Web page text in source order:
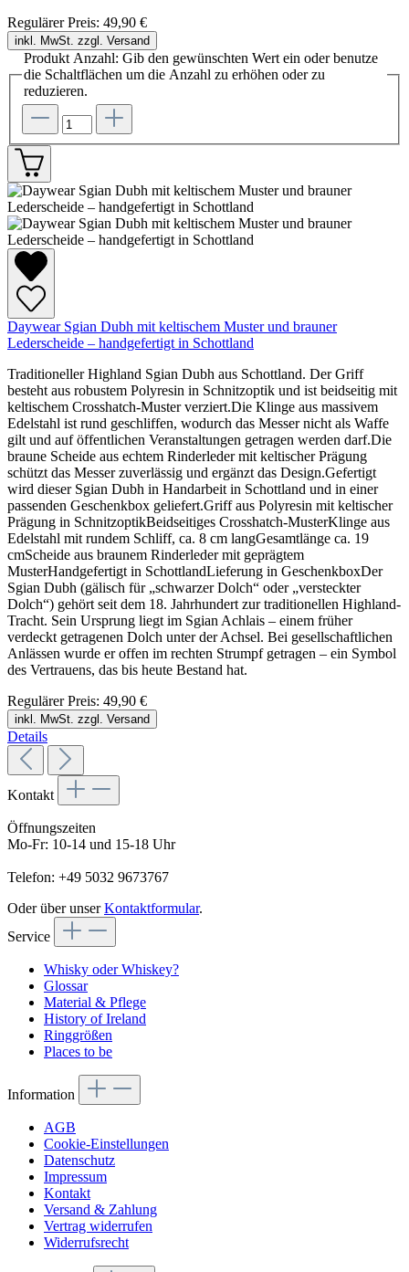
Regulärer Preis: 49,90 €
inkl. MwSt. zzgl. Versand
Produkt Anzahl: Gib den gewünschten Wert ein oder benutze
die Schaltflächen um die Anzahl zu erhöhen oder zu
reduzieren.
Daywear Sgian Dubh mit keltischem Muster und brauner
Lederscheide – handgefertigt in Schottland
Traditioneller Highland Sgian Dubh aus Schottland. Der Griff
besteht aus robustem Polyresin in Schnitzoptik und ist beidseitig mit
keltischem Crosshatch-Muster verziert.Die Klinge aus massivem
Edelstahl ist rund geschliffen, wodurch das Messer nicht als Waffe
gilt und auf öffentlichen Veranstaltungen getragen werden darf.Die
braune Scheide aus echtem Rinderleder mit keltischer Prägung
schützt das Messer zuverlässig und ergänzt das Design.Gefertigt
wird dieser Sgian Dubh in Handarbeit in Schottland und in einer
passenden Geschenkbox geliefert.Griff aus Polyresin mit keltischer
Prägung in SchnitzoptikBeidseitiges Crosshatch-MusterKlinge aus
Edelstahl mit rundem Schliff, ca. 8 cm langGesamtlänge ca. 19
cmScheide aus braunem Rinderleder mit geprägtem
MusterHandgefertigt in SchottlandLieferung in GeschenkboxDer
Sgian Dubh (gälisch für „schwarzer Dolch“ oder „versteckter
Dolch“) gehört seit dem 18. Jahrhundert zur traditionellen Highland-
Tracht. Sein Ursprung liegt im Sgian Achlais – einem früher
verdeckt getragenen Dolch unter der Achsel. Bei gesellschaftlichen
Anlässen wurde er offen im rechten Strumpf getragen – ein Symbol
des Vertrauens, das bis heute Bestand hat.
Regulärer Preis: 49,90 €
inkl. MwSt. zzgl. Versand
Details
Kontakt
Öffnungszeiten
Mo-Fr: 10-14 und 15-18 Uhr
Telefon: +49 5032 9673767
Oder über unserKontaktformular.
Service
Whisky oder Whiskey?
Glossar
Material & Pflege
History of Ireland
Ringgrößen
Places to be
Information
AGB
Cookie-Einstellungen
Datenschutz
Impressum
Kontakt
Versand & Zahlung
Vertrag widerrufen
Widerrufsrecht